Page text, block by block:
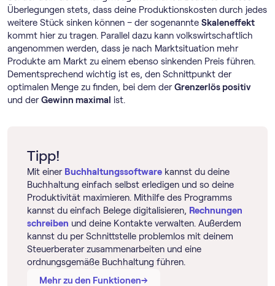
Überlegungen stets, dass deine Produktionskosten durch jedes
weitere Stück sinken können – der sogenannte Skaleneffekt
kommt hier zu tragen. Parallel dazu kann volkswirtschaftlich
angenommen werden, dass je nach Marktsituation mehr
Produkte am Markt zu einem ebenso sinkenden Preis führen.
Dementsprechend wichtig ist es, den Schnittpunkt der
optimalen Menge zu finden, bei dem derGrenzerlös positiv
und derGewinn maximal ist.
Tipp!
Mit einer Buch­haltungs­software kannst du deine
Buchhaltung einfach selbst erledigen und so deine
Produktivität maximieren. Mithilfe des Programms
kannst du einfach Belege digitalisieren, Rechnungen
schreiben und deine Kontakte verwalten. Außerdem
kannst du per Schnittstelle problemlos mit deinem
Steuerberater zusammenarbeiten und eine
ordnungsgemäße Buchhaltung führen.
Mehr zu den Funktionen→
→